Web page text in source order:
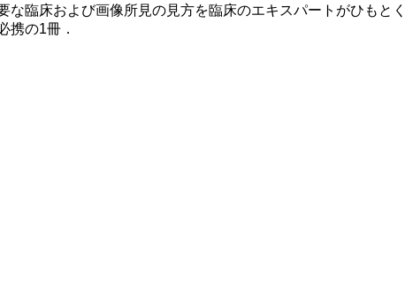
な臨床および画像所見の見方を臨床のエキスパートがひもと
携の1冊．